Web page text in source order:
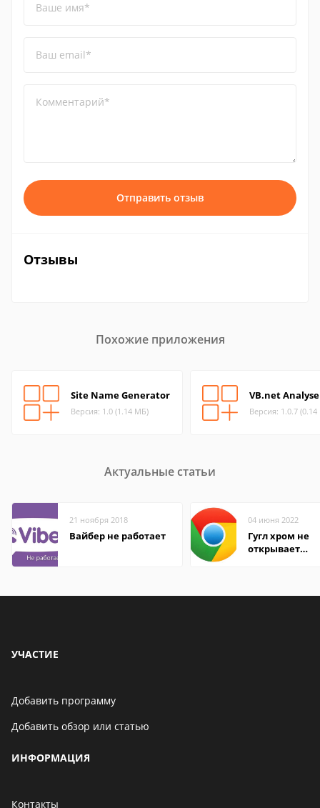
Ваше имя*
Ваш email*
Комментарий*
Отправить отзыв
Отзывы
Похожие приложения
Site Name Generator
Версия: 1.0 (1.14 МБ)
VB.net
Версия: 1.0.7
Актуальные статьи
21 ноября 2018
Вайбер не работает
04 июня 2022
Гугл хром не
открывает
УЧАСТИЕ
Добавить программу
Добавить обзор или статью
ИНФОРМАЦИЯ
Контакты